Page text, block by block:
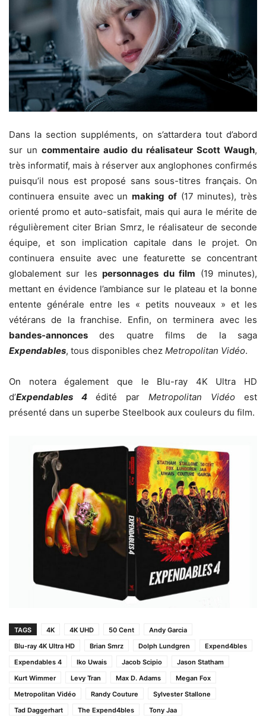
Dans la section suppléments, on s’attardera tout d’abord
sur un commentaire audio du réalisateur Scott Waugh,
très informatif, mais à réserver aux anglophones confirmés
puisqu’il nous est proposé sans sous-titres français. On
continuera ensuite avec un making of(17 minutes), très
orienté promo et auto-satisfait, mais qui aura le mérite de
régulièrement citer Brian Smrz, le réalisateur de seconde
équipe, et son implication capitale dans le projet. On
continuera ensuite avec une featurette se concentrant
globalement sur lespersonnages du film (19 minutes),
mettant en évidence l’ambiance sur le plateau et la bonne
entente générale entre les « petits nouveaux » et les
vétérans de la franchise. Enfin, on terminera avec les
bandes-annonces des quatre films de la saga
Expendables, tous disponibles chez Metropolitan Vidéo.
On notera également que le Blu-ray 4K Ultra HD
d’Expendables 4 édité par Metropolitan Vidéo est
présenté dans un superbe Steelbook aux couleurs du film.
TAGS 4K 4K UHD 50 Cent
Andy Garcia
Blu-ray 4K Ultra HD
Brian Smrz Dolph Lundgren
Expend4bles
Expendables 4
Iko Uwais Jacob Scipio
Jason Statham
Kurt Wimmer
Levy Tran Max D. Adams
Megan Fox
Metropolitan Vidéo
Randy Couture
Sylvester Stallone
Tad Daggerhart
The Expend4bles Tony Jaa